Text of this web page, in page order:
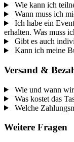
Wie kann ich
Wann muss ich
Ich habe ein
erhalten. Was muss
Gibt es auch
Kann ich meine
Versand &
Wie und wann
Was kostet das
Welche
Weitere Fragen